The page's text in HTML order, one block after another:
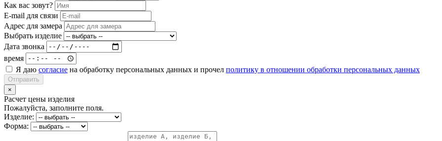
Как вас зовут?
E-mail для связи
Адрес для замера
Выбрать изделие
Дата звонка
время
Я даю согласие на обработку персональных данных и прочел политику в отношении обработки персональных данных
Отправить
×
Расчет цены изделия
Пожалуйста, заполните поля.
Изделие:
Форма: